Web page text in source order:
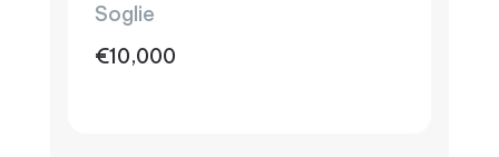
Soglie
€10,000